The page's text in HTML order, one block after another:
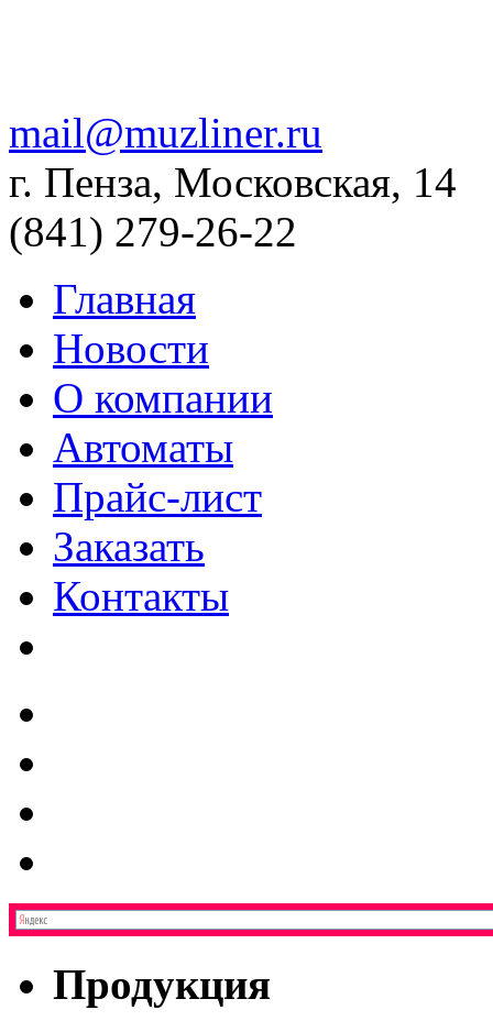
mail@muzliner.ru
г. Пенза, Московская, 14
(841) 279-26-22
Главная
Новости
О компании
Автоматы
Прайс-лист
Заказать
Контакты
Продукция